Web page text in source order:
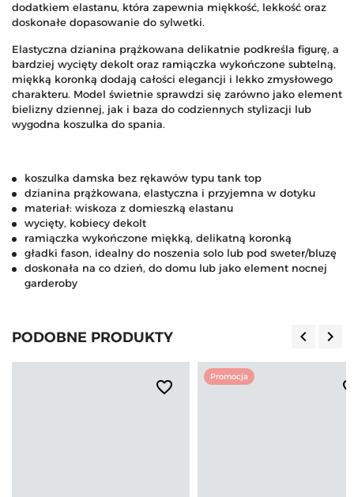
dodatkiem elastanu, która zapewnia miękkość, lekkość oraz
doskonałe dopasowanie do sylwetki.
Elastyczna dzianina prążkowana delikatnie podkreśla figurę, a
bardziej wycięty dekolt oraz ramiączka wykończone subtelną,
miękką koronką dodają całości elegancji i lekko zmysłowego
charakteru. Model świetnie sprawdzi się zarówno jako element
bielizny dziennej, jak i baza do codziennych stylizacji lub
wygodna koszulka do spania.
koszulka damska bez rękawów typu tank top
dzianina prążkowana, elastyczna i przyjemna w dotyku
materiał: wiskoza z domieszką elastanu
wycięty, kobiecy dekolt
ramiączka wykończone miękką, delikatną koronką
gładki fason, idealny do noszenia solo lub pod sweter/bluzę
doskonała na co dzień, do domu lub jako element nocnej
garderoby
PODOBNE PRODUKTY keyboard_arrow_left keyboard_arrow_right
favorite_border
Promocja